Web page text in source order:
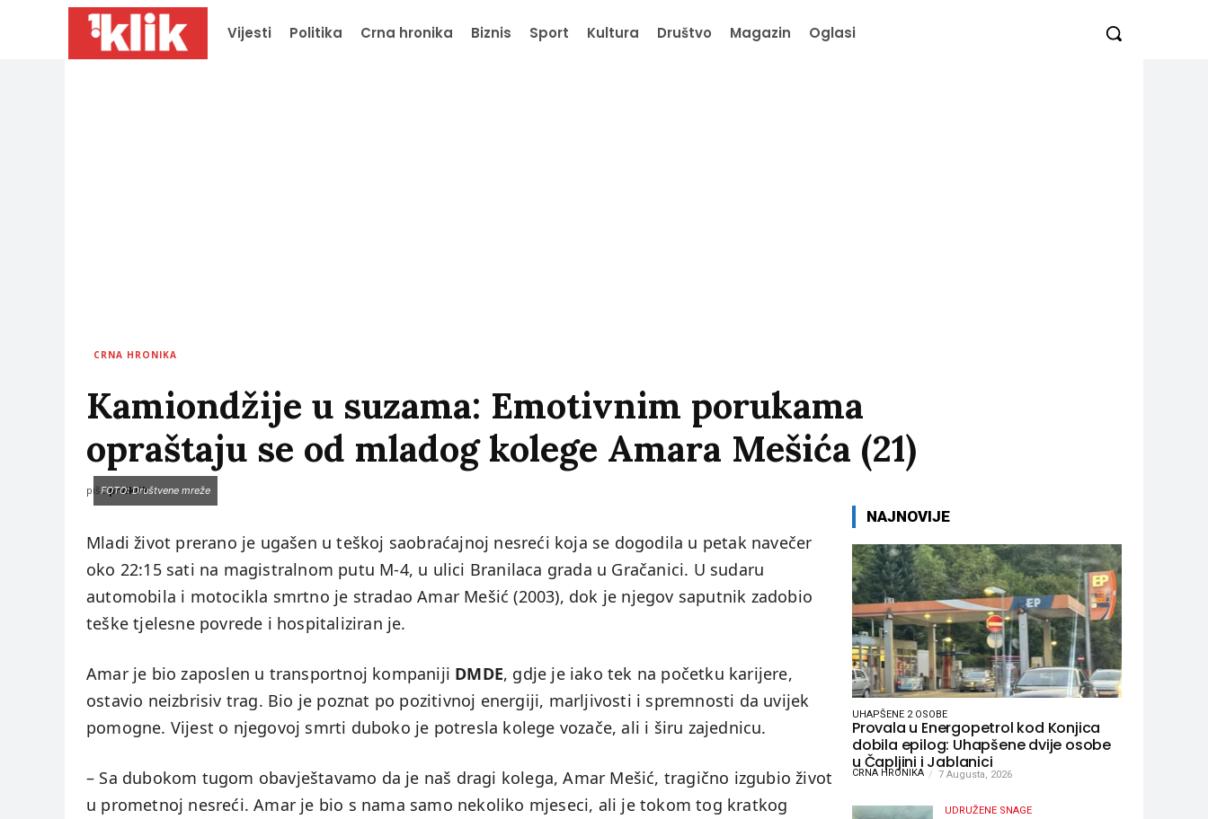
Vijesti Politika Crna hronika Biznis Sport Kultura Društvo Magazin Oglasi
CRNA HRONIKA
Kamiondžije u suzama: Emotivnim porukama
opraštaju se od mladog kolege Amara Mešića (21)
piše:prviklik
FOTO: Društvene mreže
Mladi život prerano je ugašen u teškoj saobraćajnoj nesreći koja se dogodila u petak navečer
oko 22:15 sati na magistralnom putu M-4, u ulici Branilaca grada u Gračanici. U sudaru
automobila i motocikla smrtno je stradao Amar Mešić (2003), dok je njegov saputnik zadobio
teške tjelesne povrede i hospitaliziran je.
Amar je bio zaposlen u transportnoj kompaniji DMDE, gdje je iako tek na početku karijere,
ostavio neizbrisiv trag. Bio je poznat po pozitivnoj energiji, marljivosti i spremnosti da uvijek
pomogne. Vijest o njegovoj smrti duboko je potresla kolege vozače, ali i širu zajednicu.
– Sa dubokom tugom obavještavamo da je naš dragi kolega, Amar Mešić, tragično izgubio život
u prometnoj nesreći. Amar je bio s nama samo nekoliko mjeseci, ali je tokom tog kratkog
NAJNOVIJE
UHAPŠENE 2 OSOBE
Provala u Energopetrol kod Konjica
dobila epilog: Uhapšene dvije osobe
u Čapljini i Jablanici
CRNA HRONIKA 7 Augusta, 2026
UDRUŽENE SNAGE